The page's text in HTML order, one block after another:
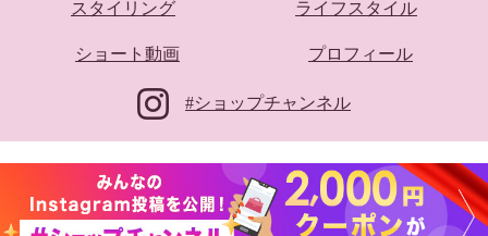
スタイリング ライフスタイル
ショート動画 プロフィール
#ショップチャンネル